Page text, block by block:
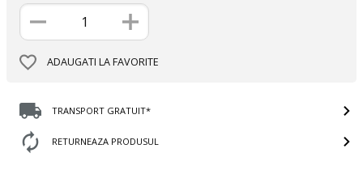
ADAUGATI LA FAVORITE
TRANSPORT GRATUIT*
RETURNEAZA PRODUSUL